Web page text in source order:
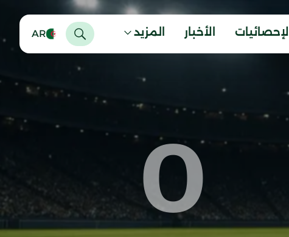
الإحصائيات الأخبار المزيد AR
0